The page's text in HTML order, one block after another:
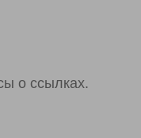
о ссылках.